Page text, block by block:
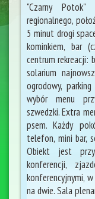
"Czarny
regionalnego,
5 minut drogi
kominkiem, bar
centrum rekreacji:
solarium
ogrodowy,
wybór menu
szwedzki. Extra
psem. Każdy
telefon, mini bar,
Obiekt jest
konferencji,
konferencyjnymi,
na dwie. Sala